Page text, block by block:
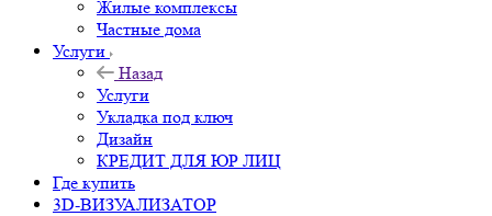
Жилые комплексы
Частные дома
Услуги
Назад
Услуги
Укладка под ключ
Дизайн
КРЕДИТ ДЛЯ ЮР ЛИЦ
Где купить
3D-ВИЗУАЛИЗАТОР